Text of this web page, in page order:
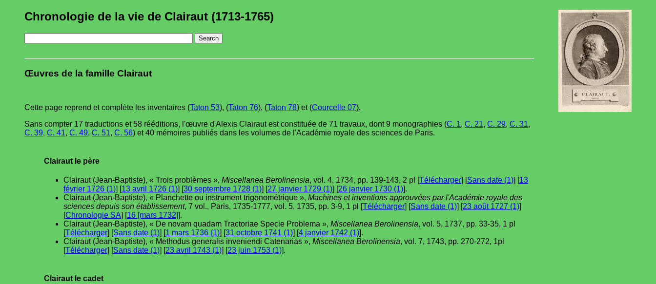
Chronologie de la vie de Clairaut (1713-1765)
Œuvres de la famille Clairaut
Cette page reprend et complète les inventaires (Taton 53), (Taton 76), (Taton 78) et (Courcelle 07).
Sans compter 17 traductions et 58 rééditions, l'œuvre d'Alexis Clairaut est constituée de 71 travaux, dont 9 monographies (C. 1, C. 21, C. 29, C. 31,
C. 39, C. 41, C. 49, C. 51, C. 56) et 40 mémoires publiés dans les volumes de l'Académie royale des sciences de Paris.
Clairaut le père
Clairaut (Jean-Baptiste), « Trois problèmes », Miscellanea Berolinensia, vol. 4, 1734, pp. 139-143, 2 pl [Télécharger] [Sans date (1)] [13
février 1726 (1)] [13 avril 1726 (1)] [30 septembre 1728 (1)] [27 janvier 1729 (1)] [26 janvier 1730 (1)].
Clairaut (Jean-Baptiste), « Planchette ou instrument trigonométrique », Machines et inventions approuvées par l'Académie royale des
sciences depuis son établissement, 7 vol., Paris, 1735-1777, vol. 5, 1735, pp. 3-9, 1 pl [Télécharger] [Sans date (1)] [23 août 1727 (1)]
[Chronologie SA] [16 [mars 1732]].
Clairaut (Jean-Baptiste), « De novam quadam Tractoriae Specie Problema », Miscellanea Berolinensia, vol. 5, 1737, pp. 33-35, 1 pl
[Télécharger] [Sans date (1)] [1 mars 1736 (1)] [31 octobre 1741 (1)] [4 janvier 1742 (1)].
Clairaut (Jean-Baptiste), « Methodus generalis inveniendi Catenarias », Miscellanea Berolinensia, vol. 7, 1743, pp. 270-272, 1pl
[Télécharger] [Sans date (1)] [23 avril 1743 (1)] [23 juin 1753 (1)].
Clairaut le cadet